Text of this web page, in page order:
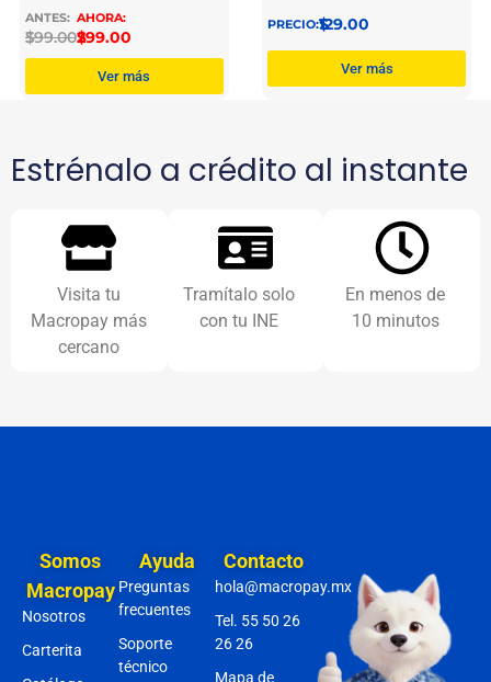
$
399.00$
299.00
Ver más
$
129.00
Ver más
Estrénalo a crédito al instante
Visita tu
Macropay más
cercano
Tramítalo solo
con tu INE
En menos de
10 minutos
Somos
Macropay
Nosotros
Carterita
Ayuda
Preguntas
frecuentes
Soporte
técnico
Contacto
hola@macropay.mx
Tel. 55 50 26
26 26
Mapa de